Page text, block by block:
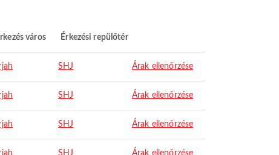
város Érkezési repülőtér
SHJ Árak ellenőrzése
SHJ Árak ellenőrzése
SHJ Árak ellenőrzése